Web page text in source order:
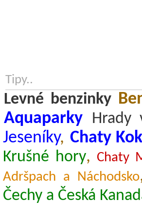
Tipy..
Levné benzinky
Aquaparky
Hrady
Jeseníky, Chaty
Krušné hory, Chaty
Adršpach a Náchodsko
Čechy a Česká